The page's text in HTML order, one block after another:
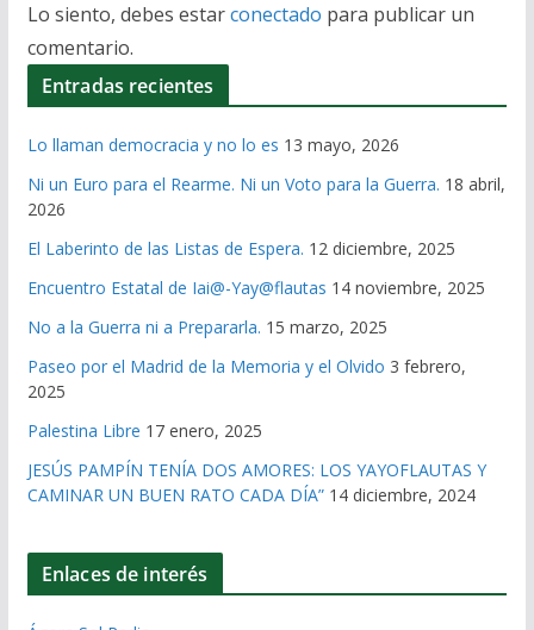
Lo siento, debes estarconectado para publicar un
comentario.
Entradas recientes
Lo llaman democracia y no lo es 13 mayo, 2026
Ni un Euro para el Rearme. Ni un Voto para la Guerra. 18 abril,
2026
El Laberinto de las Listas de Espera. 12 diciembre, 2025
Encuentro Estatal de Iai@-Yay@flautas 14 noviembre, 2025
No a la Guerra ni a Prepararla. 15 marzo, 2025
Paseo por el Madrid de la Memoria y el Olvido 3 febrero,
2025
Palestina Libre 17 enero, 2025
JESÚS PAMPÍN TENÍA DOS AMORES: LOS YAYOFLAUTAS Y
CAMINAR UN BUEN RATO CADA DÍA” 14 diciembre, 2024
Enlaces de interés